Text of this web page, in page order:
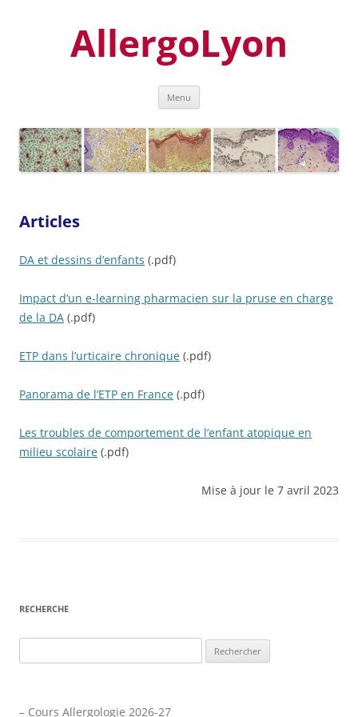
AllergoLyon
Menu
Articles
DA et dessins d’enfants (.pdf)
Impact d’un e-learning pharmacien sur la pruse en charge
de la DA (.pdf)
ETP dans l’urticaire chronique (.pdf)
Panorama de l’ETP en France (.pdf)
Les troubles de comportement de l’enfant atopique en
milieu scolaire (.pdf)
Mise à jour le 7 avril 2023
RECHERCHE
– Cours Allergologie 2026-27